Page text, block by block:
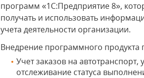
программ «1С:Предприятие 8»,
получать и использовать
учета деятельности организации.
Внедрение программного продукта
Учет заказов на
отслеживание статуса